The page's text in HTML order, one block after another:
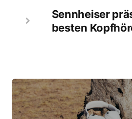
Sennheiser
besten